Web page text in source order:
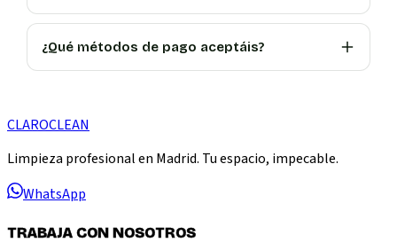
¿Qué métodos de pago aceptáis?
CLAROCLEAN
Limpieza profesional en Madrid. Tu espacio, impecable.
WhatsApp
TRABAJA CON NOSOTROS